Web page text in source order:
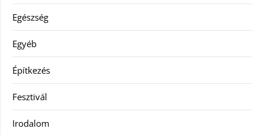
Egészség
Egyéb
Építkezés
Fesztivál
Irodalom